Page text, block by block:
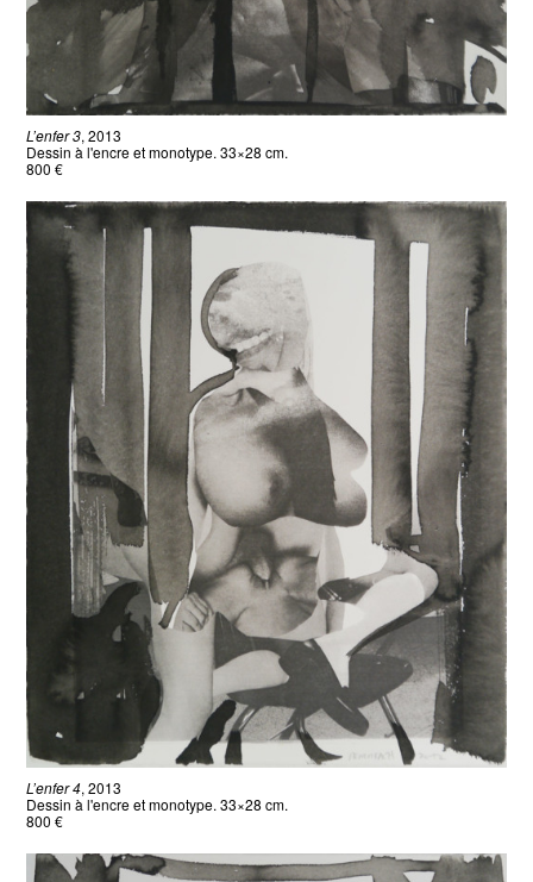
L’enfer 3, 2013
Dessin à l'encre et monotype. 33×28 cm.
800 €
L’enfer 4, 2013
Dessin à l'encre et monotype. 33×28 cm.
800 €